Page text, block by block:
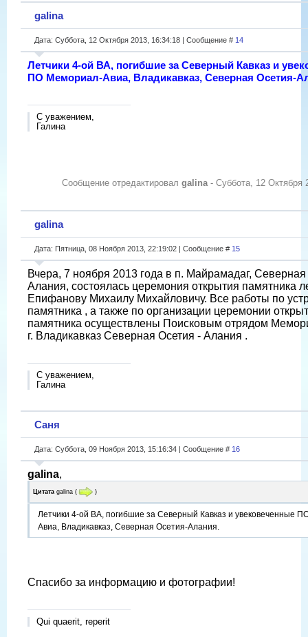
galina
Дата: Суббота, 12 Октября 2013, 16:34:18 | Сообщение # 14
Летчики 4-ой ВА, погибшие за Северный Кавказ и
ПО Мемориал-Авиа, Владикавказ, Северная Осетия-
С уважением,
Галина
Сообщение отредактировал galina - Суббота, 12 Октября
galina
Дата: Пятница, 08 Ноября 2013, 22:19:02 | Сообщение # 15
Вчера, 7 ноября 2013 года в п. Майрамадаг,
Алания, состоялась церемония открытия памятника
Епифанову Михаилу Михайловичу. Все работы по
памятника , а также по организации церемонии
памятника осуществлены Поисковым отрядом
г. Владикавказ Северная Осетия - Алания .
С уважением,
Галина
Саня
Дата: Суббота, 09 Ноября 2013, 15:16:34 | Сообщение # 16
galina,
Цитата galina ( )
Летчики 4-ой ВА, погибшие за Северный Кавказ и увековеченные
Авиа, Владикавказ, Северная Осетия-Алания.
Спасибо за информацию и фотографии!
Qui quaerit, reperit